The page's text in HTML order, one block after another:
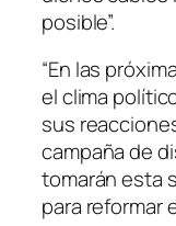
posible”.
“En las
el clima
sus
campaña de
tomarán esta
para reformar